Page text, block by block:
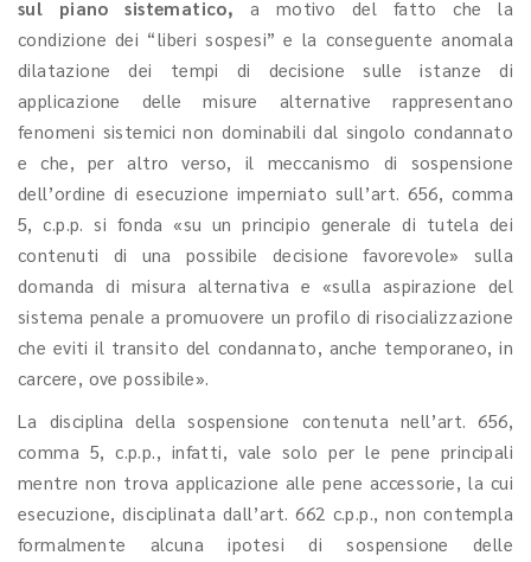
sul piano sistematico, a motivo del fatto che la
condizione dei “liberi sospesi” e la conseguente anomala
dilatazione dei tempi di decisione sulle istanze di
applicazione delle misure alternative rappresentano
fenomeni sistemici non dominabili dal singolo condannato
e che, per altro verso, il meccanismo di sospensione
dell’ordine di esecuzione imperniato sull’art. 656, comma
5, c.p.p. si fonda «su un principio generale di tutela dei
contenuti di una possibile decisione favorevole» sulla
domanda di misura alternativa e «sulla aspirazione del
sistema penale a promuovere un profilo di risocializzazione
che eviti il transito del condannato, anche temporaneo, in
carcere, ove possibile».
La disciplina della sospensione contenuta nell’art. 656,
comma 5, c.p.p., infatti, vale solo per le pene principali
mentre non trova applicazione alle pene accessorie, la cui
esecuzione, disciplinata dall’art. 662 c.p.p., non contempla
formalmente alcuna ipotesi di sospensione delle